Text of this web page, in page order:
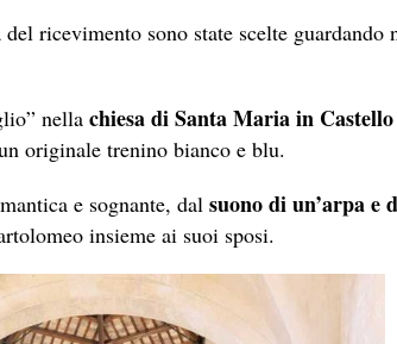
ricevimento sono state scelte guardando
nella chiesa di Santa Maria in
originale trenino bianco e blu.
e sognante, dal suono di un’arpa e
insieme ai suoi sposi.